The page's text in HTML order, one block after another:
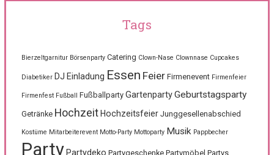
Tags
Bierzeltgarnitur Börsenparty Catering Clown-Nase Clownnase Cupcakes
Diabetiker DJ Einladung Essen Feier Firmenevent Firmenfeier
Firmenfest Fußball Fußballparty Gartenparty Geburtstagsparty
Getränke Hochzeit Hochzeitsfeier Junggesellenabschied
Kostüme Mitarbeiterevent Motto-Party Mottoparty Musik Pappbecher
Party Partydeko Partygeschenke Partymöbel Partys